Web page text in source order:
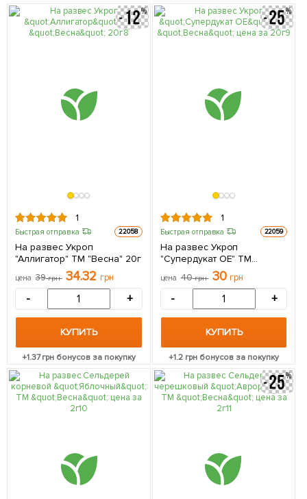
1
Быстрая отправка 22058
На развес Укроп
"Аллигатор" ТМ "Весна" 20г
цена 39грн 34.32 грн
- +
КУПИТЬ
+1.37грн бонусов за покупку
1
Быстрая отправка 22059
На развес Укроп
"Супердукат ОЕ" ТМ
"Весна" цена за 20г
цена 40грн 30 грн
- +
КУПИТЬ
+1.2 грн бонусов за покупку